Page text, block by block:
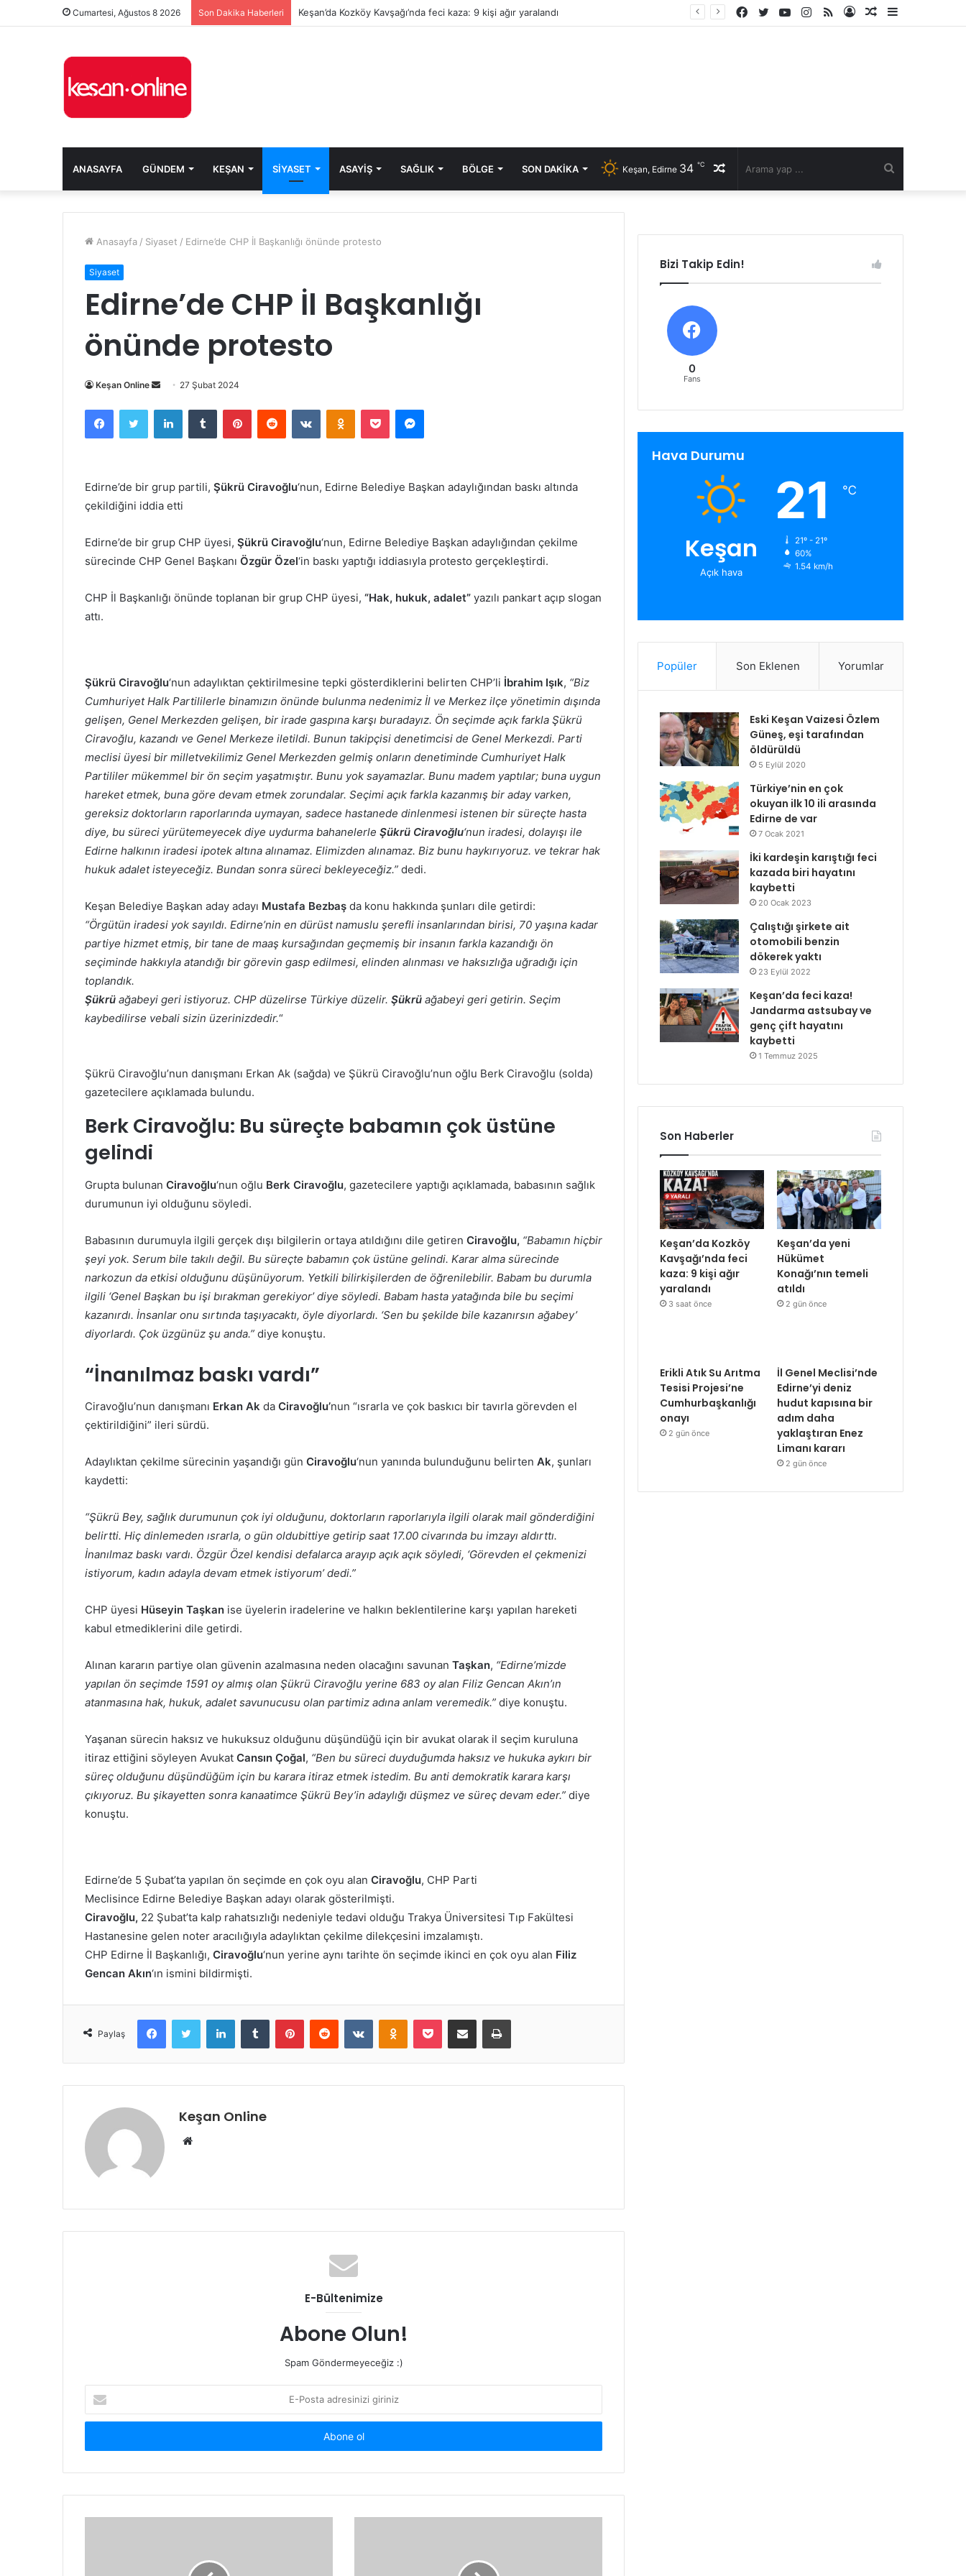
Cumartesi, Ağustos 8 2026 Son Dakika Haberleri Keşan’da Kozköy Kavşağı’nda feci kaza: 9 kişi ağır yaralandı
Kenar
Rastgele
Kayıt
RSS
Instagram
YouTube
Twitter
Facebook
ANASAYFA GÜNDEM KEŞAN SIYASET ASAYIŞ SAĞLIK BÖLGE SON DAKIKA Rastgele
Keşan, Edirne 34 ℃
Anasayfa / Siyaset / Edirne’de CHP İl Başkanlığı önünde protesto
Siyaset
Edirne’de CHP İl Başkanlığı
önünde protesto
Keşan Online
Bir
posta
göndermek
27 Şubat 2024
FacebookTwitter LinkedInTumblr PinterestReddit VKontakteOdnoklassniki
Pocket Messenger
Edirne’de bir grup partili, Şükrü Ciravoğlu‘nun, Edirne Belediye Başkan adaylığından baskı altında
çekildiğini iddia etti
Edirne’de bir grup CHP üyesi, Şükrü Ciravoğlu‘nun, Edirne Belediye Başkan adaylığından çekilme
sürecinde CHP Genel Başkanı Özgür Özel‘in baskı yaptığı iddiasıyla protesto gerçekleştirdi.
CHP İl Başkanlığı önünde toplanan bir grup CHP üyesi, “Hak, hukuk, adalet” yazılı pankart açıp slogan
attı.
Şükrü Ciravoğlu‘nun adaylıktan çektirilmesine tepki gösterdiklerini belirten CHP’li İbrahim Işık, “Biz
Cumhuriyet Halk Partililerle binamızın önünde bulunma nedenimiz İl ve Merkez ilçe yönetimin dışında
gelişen, Genel Merkezden gelişen, bir irade gaspına karşı buradayız. Ön seçimde açık farkla Şükrü
Ciravoğlu, kazandı ve Genel Merkeze iletildi. Bunun takipçisi denetimcisi de Genel Merkezdi. Parti
meclisi üyesi bir milletvekilimiz Genel Merkezden gelmiş onların denetiminde Cumhuriyet Halk
Partililer mükemmel bir ön seçim yaşatmıştır. Bunu yok sayamazlar. Bunu madem yaptılar; buna uygun
hareket etmek, buna göre devam etmek zorundalar. Seçimi açık farkla kazanmış bir aday varken,
gereksiz doktorların raporlarında uymayan, sadece hastanede dinlenmesi istenen bir süreçte hasta
diye, bu süreci yürütemeyecek diye uydurma bahanelerle Şükrü Ciravoğlu‘nun iradesi, dolayışı ile
Edirne halkının iradesi ipotek altına alınamaz. Elimizden alınamaz. Biz bunu haykırıyoruz. ve tekrar hak
hukuk adalet isteyeceğiz. Bundan sonra süreci bekleyeceğiz.” dedi.
Keşan Belediye Başkan aday adayı Mustafa Bezbaş da konu hakkında şunları dile getirdi:
“Örgütün iradesi yok sayıldı. Edirne’nin en dürüst namuslu şerefli insanlarından birisi, 70 yaşına kadar
partiye hizmet etmiş, bir tane de maaş kursağından geçmemiş bir insanın farkla kazandığı ön
seçiminde hakkıyla atandığı bir görevin gasp edilmesi, elinden alınması ve haksızlığa uğradığı için
toplandık.
Şükrü ağabeyi geri istiyoruz. CHP düzelirse Türkiye düzelir. Şükrü ağabeyi geri getirin. Seçim
kaybedilirse vebali sizin üzerinizdedir.“
Şükrü Ciravoğlu’nun danışmanı Erkan Ak (sağda) ve Şükrü Ciravoğlu’nun oğlu Berk Ciravoğlu (solda)
gazetecilere açıklamada bulundu.
Berk Ciravoğlu: Bu süreçte babamın çok üstüne
gelindi
Grupta bulunan Ciravoğlu‘nun oğlu Berk Ciravoğlu, gazetecilere yaptığı açıklamada, babasının sağlık
durumunun iyi olduğunu söyledi.
Babasının durumuyla ilgili gerçek dışı bilgilerin ortaya atıldığını dile getiren Ciravoğlu, “Babamın hiçbir
şeyi yok. Serum bile takılı değil. Bu süreçte babamın çok üstüne gelindi. Karar alma sürecinde
narkozun da etkisi olduğunu düşünüyorum. Yetkili bilirkişilerden de öğrenilebilir. Babam bu durumla
ilgili ‘Genel Başkan bu işi bırakman gerekiyor’ diye söyledi. Babam hasta yatağında bile bu seçimi
kazanırdı. İnsanlar onu sırtında taşıyacaktı, öyle diyorlardı. ‘Sen bu şekilde bile kazanırsın ağabey’
diyorlardı. Çok üzgünüz şu anda.” diye konuştu.
“İnanılmaz baskı vardı”
Ciravoğlu’nun danışmanı Erkan Ak da Ciravoğlu’nun “ısrarla ve çok baskıcı bir tavırla görevden el
çektirildiğini” ileri sürdü.
Adaylıktan çekilme sürecinin yaşandığı gün Ciravoğlu‘nun yanında bulunduğunu belirten Ak, şunları
kaydetti:
“Şükrü Bey, sağlık durumunun çok iyi olduğunu, doktorların raporlarıyla ilgili olarak mail gönderdiğini
belirtti. Hiç dinlemeden ısrarla, o gün oldubittiye getirip saat 17.00 civarında bu imzayı aldırttı.
İnanılmaz baskı vardı. Özgür Özel kendisi defalarca arayıp açık açık söyledi, ‘Görevden el çekmenizi
istiyorum, kadın adayla devam etmek istiyorum’ dedi.”
CHP üyesi Hüseyin Taşkan ise üyelerin iradelerine ve halkın beklentilerine karşı yapılan hareketi
kabul etmediklerini dile getirdi.
Alınan kararın partiye olan güvenin azalmasına neden olacağını savunan Taşkan, “Edirne’mizde
yapılan ön seçimde 1591 oy almış olan Şükrü Ciravoğlu yerine 683 oy alan Filiz Gencan Akın’ın
atanmasına hak, hukuk, adalet savunucusu olan partimiz adına anlam veremedik.” diye konuştu.
Yaşanan sürecin haksız ve hukuksuz olduğunu düşündüğü için bir avukat olarak il seçim kuruluna
itiraz ettiğini söyleyen Avukat Cansın Çoğal, “Ben bu süreci duyduğumda haksız ve hukuka aykırı bir
süreç olduğunu düşündüğüm için bu karara itiraz etmek istedim. Bu anti demokratik karara karşı
çıkıyoruz. Bu şikayetten sonra kanaatimce Şükrü Bey’in adaylığı düşmez ve süreç devam eder.” diye
konuştu.
Edirne’de 5 Şubat’ta yapılan ön seçimde en çok oyu alan Ciravoğlu, CHP Parti
Meclisince Edirne Belediye Başkan adayı olarak gösterilmişti.
Ciravoğlu, 22 Şubat’ta kalp rahatsızlığı nedeniyle tedavi olduğu Trakya Üniversitesi Tıp Fakültesi
Hastanesine gelen noter aracılığıyla adaylıktan çekilme dilekçesini imzalamıştı.
CHP Edirne İl Başkanlığı, Ciravoğlu‘nun yerine aynı tarihte ön seçimde ikinci en çok oyu alan Filiz
Gencan Akın‘ın ismini bildirmişti.
Paylaş
FacebookTwitter LinkedInTumblr PinterestReddit VKontakteOdnoklassniki
Pocket E-Posta ile paylaş Yazdır
Keşan Online
Web
E-Bültenimize
Abone Olun!
Spam Göndermeyeceğiz :)
Posta
adresinizi
Bizi Takip Edin!
0
Fans
Hava Durumu
Keşan
Açık hava
21 ℃
21º - 21º
60%
1.54 km/h
Popüler Son Eklenen Yorumlar
Eski Keşan Vaizesi Özlem
Güneş, eşi tarafından
öldürüldü
5 Eylül 2020
Türkiye’nin en çok
okuyan ilk 10 ili arasında
Edirne de var
7 Ocak 2021
İki kardeşin karıştığı feci
kazada biri hayatını
kaybetti
20 Ocak 2023
Çalıştığı şirkete ait
otomobili benzin
dökerek yaktı
23 Eylül 2022
Keşan’da feci kaza!
Jandarma astsubay ve
genç çift hayatını
kaybetti
1 Temmuz 2025
Son Haberler
Keşan’da Kozköy
Kavşağı’nda feci
kaza: 9 kişi ağır
yaralandı
3 saat önce
Keşan’da yeni
Hükümet
Konağı’nın temeli
atıldı
2 gün önce
Erikli Atık Su Arıtma
Tesisi Projesi’ne
Cumhurbaşkanlığı
onayı
2 gün önce
İl Genel Meclisi’nde
Edirne’yi deniz
hudut kapısına bir
adım daha
yaklaştıran Enez
Limanı kararı
2 gün önce